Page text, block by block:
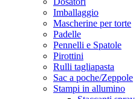
Imballaggio
Mascherine per torte
Padelle
Pennelli e Spatole
Pirottini
Rulli tagliapasta
Sac a poche/Zeppole
Stampi in allumino